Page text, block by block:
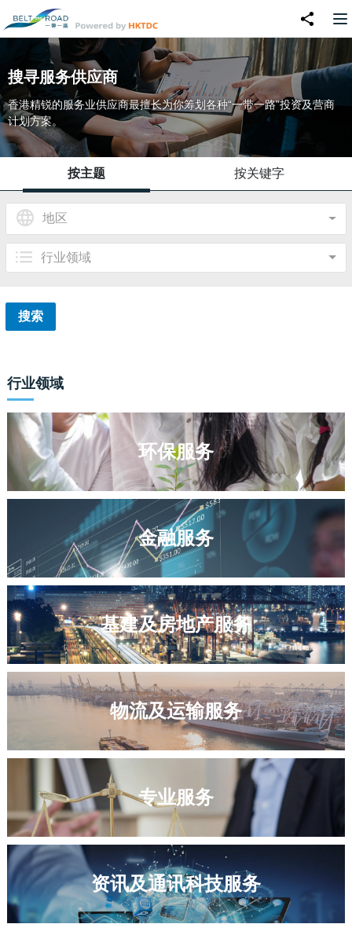
搜寻服务供应商
香港精锐的服务业供应商最擅长为你筹划各种“一带一路”投资及营商
计划方案。
按主题 按关键字
地区
行业领域
搜索
行业领域
环保服务
金融服务
基建及房地产服务
物流及运输服务
专业服务
资讯及通讯科技服务